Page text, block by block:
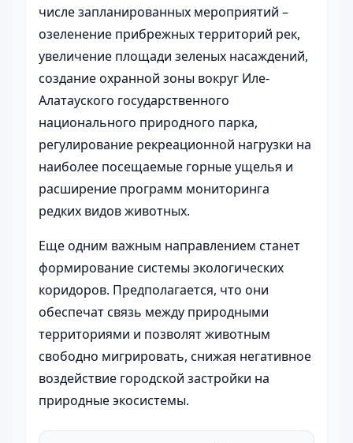
числе запланированных мероприятий –
озеленение прибрежных территорий рек,
увеличение площади зеленых насаждений,
создание охранной зоны вокруг Иле-
Алатауского государственного
национального природного парка,
регулирование рекреационной нагрузки на
наиболее посещаемые горные ущелья и
расширение программ мониторинга
редких видов животных.
Еще одним важным направлением станет
формирование системы экологических
коридоров. Предполагается, что они
обеспечат связь между природными
территориями и позволят животным
свободно мигрировать, снижая негативное
воздействие городской застройки на
природные экосистемы.